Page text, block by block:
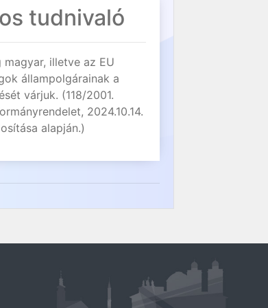
tudnivaló
magyar, illetve az EU
állampolgárainak a
várjuk. (118/2001.
2024.10.14.
alapján.)